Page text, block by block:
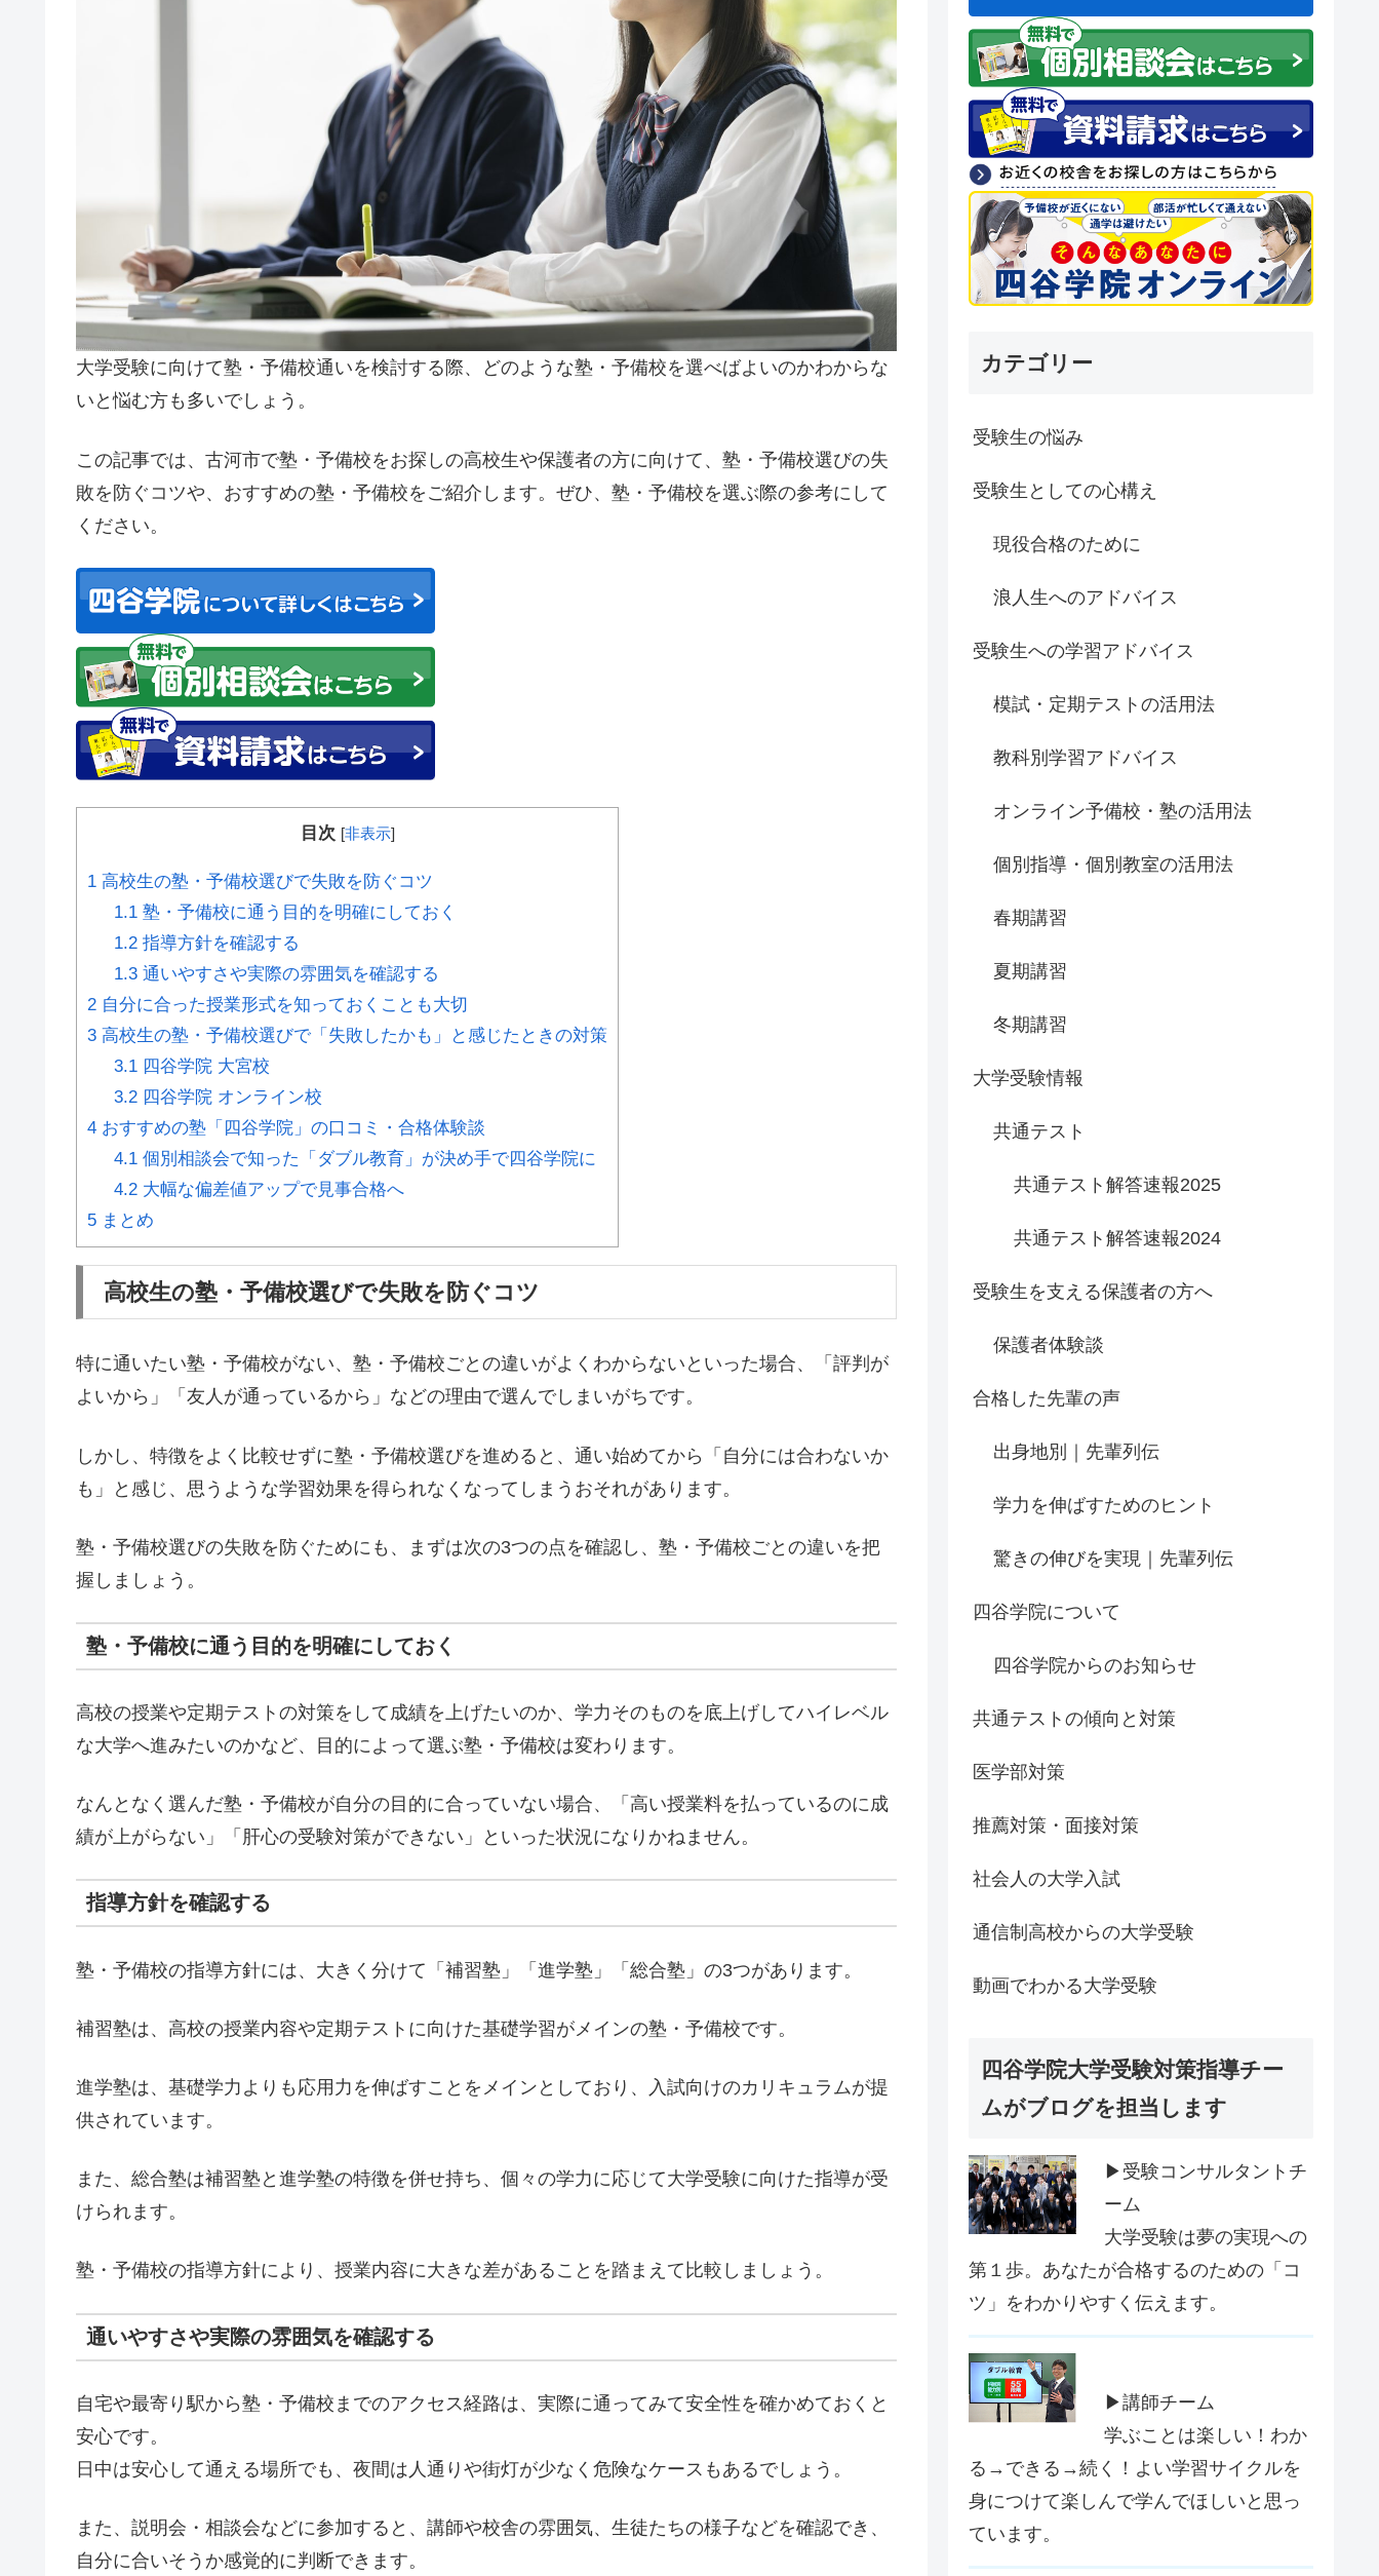
大学受験に向けて塾・予備校通いを検討する際、どのような塾・予備校を選べばよいのかわからな
いと悩む方も多いでしょう。
この記事では、古河市で塾・予備校をお探しの高校生や保護者の方に向けて、塾・予備校選びの失
敗を防ぐコツや、おすすめの塾・予備校をご紹介します。ぜひ、塾・予備校を選ぶ際の参考にして
ください。
目次 [非表示]
1 高校生の塾・予備校選びで失敗を防ぐコツ
1.1塾・予備校に通う目的を明確にしておく
1.2指導方針を確認する
1.3通いやすさや実際の雰囲気を確認する
2 自分に合った授業形式を知っておくことも大切
3 高校生の塾・予備校選びで「失敗したかも」と感じたときの対策
3.1四谷学院 大宮校
3.2四谷学院 オンライン校
4 おすすめの塾「四谷学院」の口コミ・合格体験談
4.1個別相談会で知った「ダブル教育」が決め手で四谷学院に
4.2大幅な偏差値アップで見事合格へ
5 まとめ
高校生の塾・予備校選びで失敗を防ぐコツ
特に通いたい塾・予備校がない、塾・予備校ごとの違いがよくわからないといった場合、「評判が
よいから」「友人が通っているから」などの理由で選んでしまいがちです。
しかし、特徴をよく比較せずに塾・予備校選びを進めると、通い始めてから「自分には合わないか
も」と感じ、思うような学習効果を得られなくなってしまうおそれがあります。
塾・予備校選びの失敗を防ぐためにも、まずは次の3つの点を確認し、塾・予備校ごとの違いを把
握しましょう。
塾・予備校に通う目的を明確にしておく
高校の授業や定期テストの対策をして成績を上げたいのか、学力そのものを底上げしてハイレベル
な大学へ進みたいのかなど、目的によって選ぶ塾・予備校は変わります。
なんとなく選んだ塾・予備校が自分の目的に合っていない場合、「高い授業料を払っているのに成
績が上がらない」「肝心の受験対策ができない」といった状況になりかねません。
指導方針を確認する
塾・予備校の指導方針には、大きく分けて「補習塾」「進学塾」「総合塾」の3つがあります。
補習塾は、高校の授業内容や定期テストに向けた基礎学習がメインの塾・予備校です。
進学塾は、基礎学力よりも応用力を伸ばすことをメインとしており、入試向けのカリキュラムが提
供されています。
また、総合塾は補習塾と進学塾の特徴を併せ持ち、個々の学力に応じて大学受験に向けた指導が受
けられます。
塾・予備校の指導方針により、授業内容に大きな差があることを踏まえて比較しましょう。
通いやすさや実際の雰囲気を確認する
自宅や最寄り駅から塾・予備校までのアクセス経路は、実際に通ってみて安全性を確かめておくと
安心です。
日中は安心して通える場所でも、夜間は人通りや街灯が少なく危険なケースもあるでしょう。
また、説明会・相談会などに参加すると、講師や校舎の雰囲気、生徒たちの様子などを確認でき、
自分に合いそうか感覚的に判断できます。
カテゴリー
受験生の悩み
受験生としての心構え
現役合格のために
浪人生へのアドバイス
受験生への学習アドバイス
模試・定期テストの活用法
教科別学習アドバイス
オンライン予備校・塾の活用法
個別指導・個別教室の活用法
春期講習
夏期講習
冬期講習
大学受験情報
共通テスト
共通テスト解答速報2025
共通テスト解答速報2024
受験生を支える保護者の方へ
保護者体験談
合格した先輩の声
出身地別｜先輩列伝
学力を伸ばすためのヒント
驚きの伸びを実現｜先輩列伝
四谷学院について
四谷学院からのお知らせ
共通テストの傾向と対策
医学部対策
推薦対策・面接対策
社会人の大学入試
通信制高校からの大学受験
動画でわかる大学受験
四谷学院大学受験対策指導チー
ムがブログを担当します
▶受験コンサルタントチ
ーム
大学受験は夢の実現への
第１歩。あなたが合格するのための「コ
ツ」をわかりやすく伝えます。
▶講師チーム
学ぶことは楽しい！わか
る→できる→続く！よい学習サイクルを
身につけて楽しんで学んでほしいと思っ
ています。